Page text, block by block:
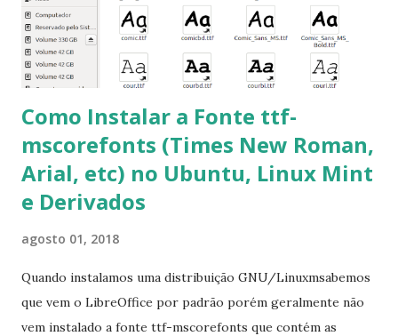
ocorra algum erro ou precisa reinstalar, execute: $ sudo
apt-get install --reinstall ttf-mscorefonts-installer
Como Instalar a Fonte ttf-
mscorefonts (Times New Roman,
Arial, etc) no Ubuntu, Linux Mint
e Derivados
agosto 01, 2018
Quando instalamos uma distribuição GNU/Linuxmsabemos
que vem o LibreOffice por padrão porém geralmente não
vem instalado a fonte ttf-mscorefonts que contém as